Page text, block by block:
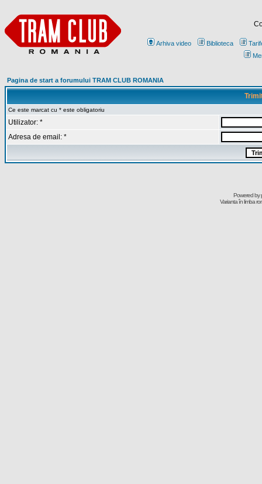
Arhiva video Biblioteca
Pagina de start a forumului TRAM CLUB ROMANIA
Ce este marcat cu * este obligatoriu
Utilizator: *
Adresa de email: *
Powered by
Varianta în limba